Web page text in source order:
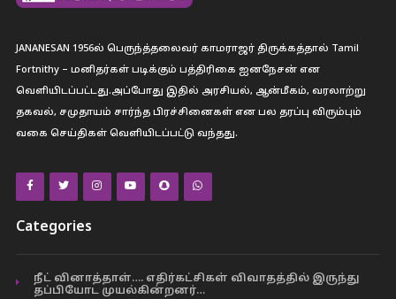
JANANESAN 1956ல் பெருந்த்தலைவர் காமராஜர் திருக்கத்தால் Tamil
Fortnithy – மனிதர்கள் படிக்கும் பத்திரிகை ஐனநேசன் என
வெளியிடப்பட்டது.அப்போது இதில் அரசியல், ஆன்மீகம், வரலாற்று
தகவல், சமுதாயம் சார்ந்த பிரச்சினைகள் என பல தரப்பு விரும்பும்
வகை செய்திகள் வெளியிடப்பட்டு வந்தது.
Categories
நீட் வினாத்தாள்…. எதிர்கட்சிகள் விவாதத்தில் இருந்து
தப்பியோட முயல்கின்றனர்…